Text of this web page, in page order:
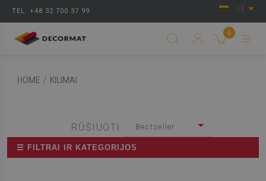
TEL: +48 32 700 37 99
0
HOME / KILIMAI
RŪŠIUOTI: Bestseller
☰ FILTRAI IR KATEGORIJOS